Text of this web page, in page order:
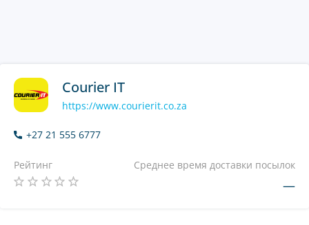
Courier IT
https://www.courierit.co.za
+27 21 555 6777
Рейтинг Среднее время доставки посылок
—